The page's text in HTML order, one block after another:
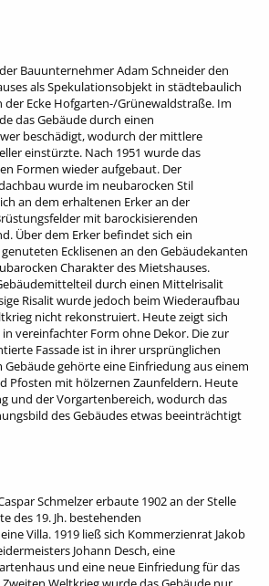
Bauunternehmer Adam Schneider den
als Spekulationsobjekt in städtebaulich
der Ecke Hofgarten-/Grünewaldstraße. Im
das Gebäude durch einen
beschädigt, wodurch der mittlere
einstürzte. Nach 1951 wurde das
Formen wieder aufgebaut. Der
wurde im neubarocken Stil
an dem erhaltenen Erker an der
mit barockisierenden
Über dem Erker befindet sich ein
Ecklisenen an den Gebäudekanten
Charakter des Mietshauses.
durch einen Mittelrisalit
Risalit wurde jedoch beim Wiederaufbau
nicht rekonstruiert. Heute zeigt sich
in vereinfachter Form ohne Dekor. Die zur
Fassade ist in ihrer ursprünglichen
gehörte eine Einfriedung aus einem
Pfosten mit hölzernen Zaunfeldern. Heute
und der Vorgartenbereich, wodurch das
des Gebäudes etwas beeinträchtigt
Schmelzer erbaute 1902 an der Stelle
des 19. Jh. bestehenden
Villa. 1919 ließ sich Kommerzienrat Jakob
Johann Desch, eine
und eine neue Einfriedung für das